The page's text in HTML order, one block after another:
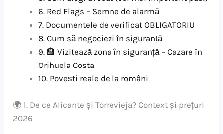
6. Red Flags – Semne de alarmă
7. Documentele de verificat OBLIGATORIU
8. Cum să negociezi în siguranță
9. 🏨 Vizitează zona în siguranță – Cazare în
Orihuela Costa
10. Povești reale de la români
🌍 1. De ce Alicante și Torrevieja? Context și prețuri
2026